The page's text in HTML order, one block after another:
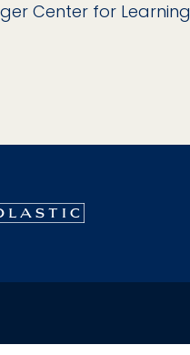
Center for Learning